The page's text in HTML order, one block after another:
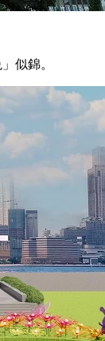
似錦。